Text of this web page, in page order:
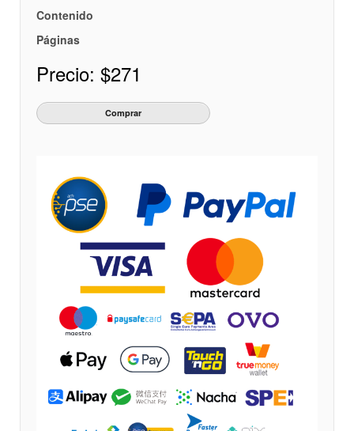
Contenido
Páginas
Precio: $271